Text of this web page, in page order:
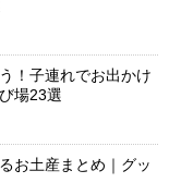
！子連れでお出かけ
場23選
お土産まとめ｜グッ